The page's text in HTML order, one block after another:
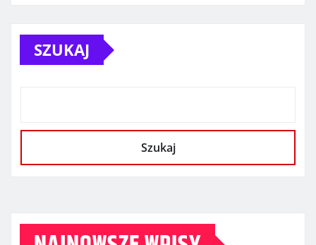
SZUKAJ
Szukaj